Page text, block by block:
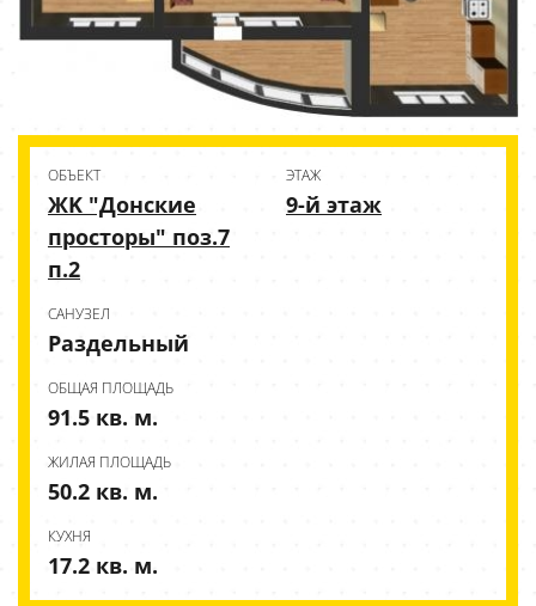
ОБЪЕКТ
ЖK "Донские
просторы" поз.7
п.2
ЭТАЖ
9-й этаж
CАНУЗЕЛ
Раздельный
ОБЩАЯ ПЛОЩАДЬ
91.5 кв. м.
ЖИЛАЯ ПЛОЩАДЬ
50.2 кв. м.
КУХНЯ
17.2 кв. м.